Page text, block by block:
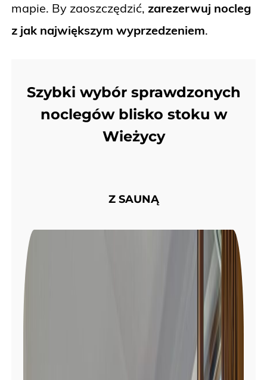
mapie. By zaoszczędzić, zarezerwuj nocleg
z jak największym wyprzedzeniem.
Szybki wybór sprawdzonych
noclegów blisko stoku w
Wieżycy
Z SAUNĄ